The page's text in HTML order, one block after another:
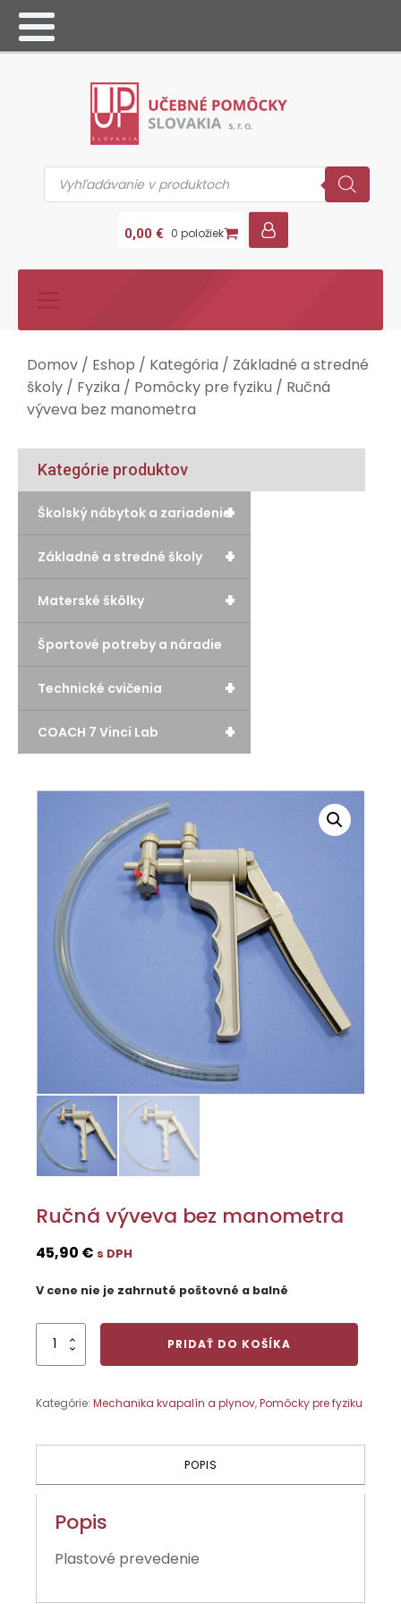
Products
search
0,00 € 0 položiek
Domov / Eshop / Kategória / Základné a stredné
školy / Fyzika / Pomôcky pre fyziku / Ručná
výveva bez manometra
Kategórie produktov
+
Školský nábytok a zariadenie
+
Základné a stredné školy
+
Materské škôlky
Športové potreby a náradie
+
Technické cvičenia
+
COACH 7 Vinci Lab
Ručná výveva bez manometra
45,90 € s DPH
V cene nie je zahrnuté poštovné a balné
množstvo
manometra
PRIDAŤ DO KOŠÍKA
Kategórie: Mechanika kvapalín a plynov,Pomôcky pre fyziku
POPIS
Popis
Plastové prevedenie